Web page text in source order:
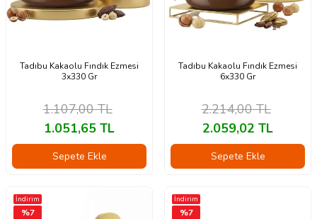
Tadıbu Kakaolu Fındık Ezmesi
3x330 Gr
1.107,00TL
1.051,65 TL
Sepete Ekle
Tadıbu Kakaolu Fındık Ezmesi
6x330 Gr
2.214,00TL
2.059,02 TL
Sepete Ekle
İndirim
%7
İndirim
%7